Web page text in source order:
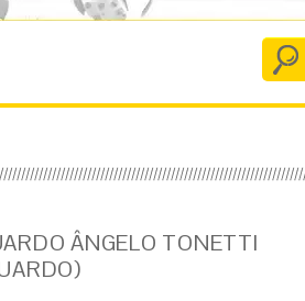
ÂNGELO TONETTI